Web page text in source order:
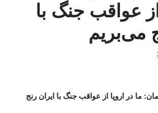
از عواقب جنگ با
می‌بریم
ما در اروپا از عواقب جنگ با ایران رنج